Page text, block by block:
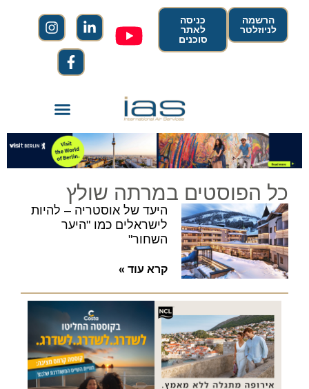
הרשמה
לניוזלטר
כניסה
לאתר
סוכנים
כל הפוסטים במרתה שולץ
היעד של אוסטריה – להיות
לישראלים כמו "היער
השחור"
קרא עוד »